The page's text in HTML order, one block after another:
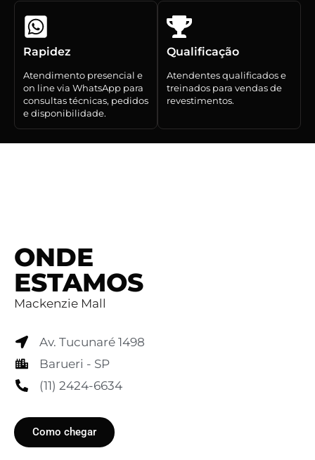
Rapidez
Atendimento presencial e
on line via WhatsApp para
consultas técnicas, pedidos
e disponibilidade.
Qualificação
Atendentes qualificados e
treinados para vendas de
revestimentos.
ONDE
ESTAMOS
Mackenzie Mall
Av. Tucunaré 1498
Barueri - SP
(11) 2424-6634
Como chegar